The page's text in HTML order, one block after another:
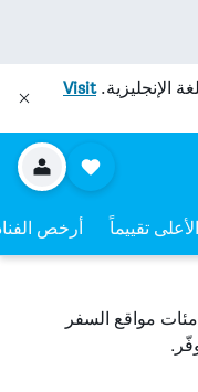
الإنجليزية.Visit
تقييماً أرخص
مواقع السفر